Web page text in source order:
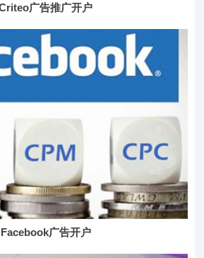
广告推广开户
Facebook广告开户